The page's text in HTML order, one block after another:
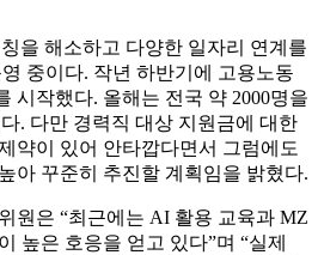
을 해소하고 다양한 일자리 연계를
중이다. 작년 하반기에 고용노동
시작했다. 올해는 전국 약 2000명을
. 다만 경력직 대상 지원금에 대한
약이 있어 안타깝다면서 그럼에도
아 꾸준히 추진할 계획임을 밝혔다.
원은 “최근에는 AI 활용 교육과 MZ
높은 호응을 얻고 있다”며 “실제